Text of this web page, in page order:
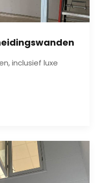
inclusief luxe